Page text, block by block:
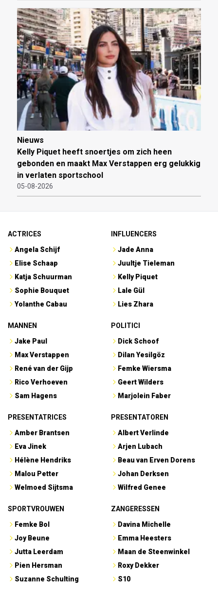
Nieuws
Kelly Piquet heeft snoertjes om zich heen
gebonden en maakt Max Verstappen erg gelukkig
in verlaten sportschool
05-08-2026
ACTRICES
Angela Schijf
Elise Schaap
Katja Schuurman
Sophie Bouquet
Yolanthe Cabau
INFLUENCERS
Jade Anna
Juultje Tieleman
Kelly Piquet
Lale Gül
Lies Zhara
MANNEN
Jake Paul
Max Verstappen
René van der Gijp
Rico Verhoeven
Sam Hagens
POLITICI
Dick Schoof
Dilan Yesilgöz
Femke Wiersma
Geert Wilders
Marjolein Faber
PRESENTATRICES
Amber Brantsen
Eva Jinek
Hélène Hendriks
Malou Petter
Welmoed Sijtsma
PRESENTATOREN
Albert Verlinde
Arjen Lubach
Beau van Erven Dorens
Johan Derksen
Wilfred Genee
SPORTVROUWEN
Femke Bol
Joy Beune
Jutta Leerdam
Pien Hersman
Suzanne Schulting
ZANGERESSEN
Davina Michelle
Emma Heesters
Maan de Steenwinkel
Roxy Dekker
S10